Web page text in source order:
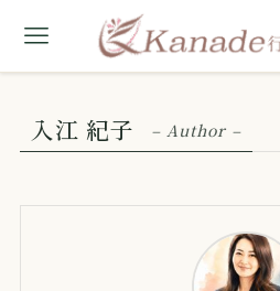
入江 紀子 – Author –